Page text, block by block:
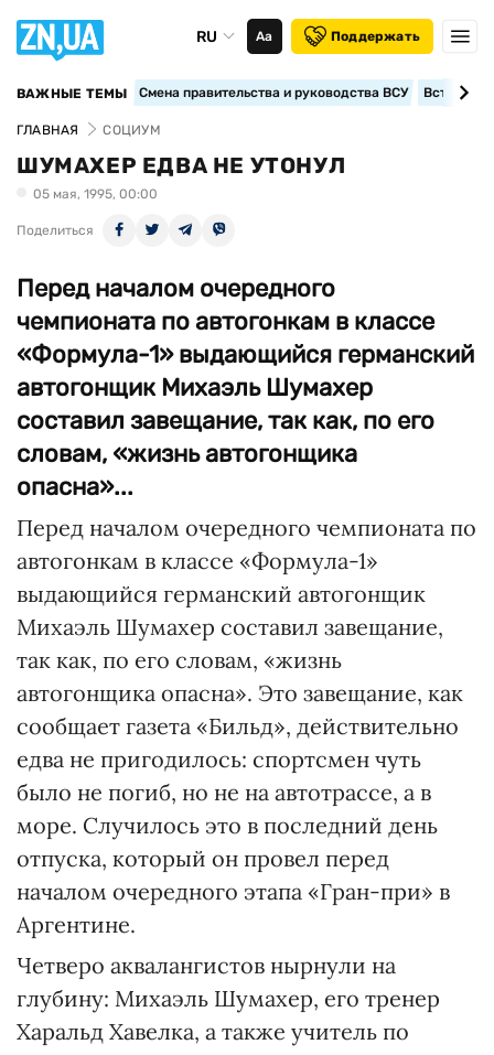
RU Аа Поддержать
ВАЖНЫЕ ТЕМЫ Смена правительства и руководства ВСУ
ГЛАВНАЯ СОЦИУМ
ШУМАХЕР ЕДВА НЕ УТОНУЛ
05 мая, 1995, 00:00
Поделиться
Перед началом очередного
чемпионата по автогонкам в классе
«Формула-1» выдающийся германский
автогонщик Михаэль Шумахер
составил завещание, так как, по его
словам, «жизнь автогонщика
опасна»...
Перед началом очередного чемпионата по
автогонкам в классе «Формула-1»
выдающийся германский автогонщик
Михаэль Шумахер составил завещание,
так как, по его словам, «жизнь
автогонщика опасна». Это завещание, как
сообщает газета «Бильд», действительно
едва не пригодилось: спортсмен чуть
было не погиб, но не на автотрассе, а в
море. Случилось это в последний день
отпуска, который он провел перед
началом очередного этапа «Гран-при» в
Аргентине.
Четверо аквалангистов нырнули на
глубину: Михаэль Шумахер, его тренер
Харальд Хавелка, а также учитель по